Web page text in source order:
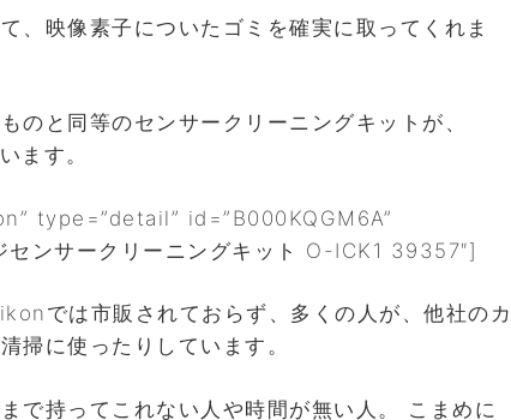
、映像素子についたゴミを確実に取ってくれま
のと同等のセンサークリーニングキットが、
ます。
type=”detail” id=”B000KQGM6A”
ンサークリーニングキット O-ICK1 39357″]
では市販されておらず、多くの人が、他社のカ
掃に使ったりしています。
で持ってこれない人や時間が無い人。 こまめに